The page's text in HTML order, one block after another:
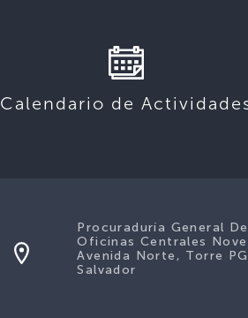
Calendario de
Procuraduría General
Oficinas Centrales
Avenida Norte, Torre
Salvador